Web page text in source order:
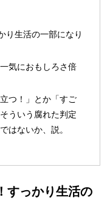
り生活の一部になり
気におもしろさ倍
つ！」とか「すご
ういう腐れた判定
はないか、説。
すっかり生活の